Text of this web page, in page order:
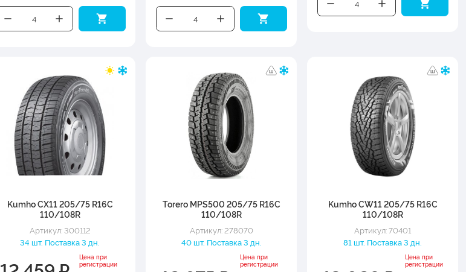
Kumho CX11 205/75 R16C
110/108R
Артикул: 300112
34 шт. Поставка 3 дн.
Цена при
регистрации
Torero MPS500 205/75 R16C
110/108R
Артикул: 278070
40 шт. Поставка 3 дн.
Цена при
регистрации
Kumho CW11 205/75 R16C
110/108R
Артикул: 70401
81 шт. Поставка 3 дн.
Цена при
регистрации